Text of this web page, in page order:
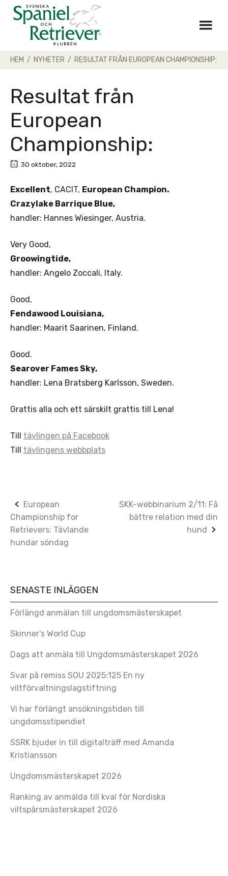
Skip
HEM / NYHETER / RESULTAT FRÅN EUROPEAN CHAMPIONSHIP:
Resultat från
European
Championship:
30 oktober, 2022
Excellent, CACIT, European Champion.
Crazylake Barrique Blue,
handler: Hannes Wiesinger, Austria.
Very Good,
Groowingtide,
handler: Angelo Zoccali, Italy.
Good,
Fendawood Louisiana,
handler: Maarit Saarinen, Finland.
Good.
Searover Fames Sky,
handler: Lena Bratsberg Karlsson, Sweden.
Grattis alla och ett särskilt grattis till Lena!
Till tävlingen på Facebook
Till tävlingens webbplats
Post
navigation
European
Championship for
Retrievers: Tävlande
hundar söndag
SKK-webbinarium 2/11: Få
bättre relation med din
hund
SENASTE INLÄGGEN
Förlängd anmälan till ungdomsmästerskapet
Skinner’s World Cup
Dags att anmäla till Ungdomsmästerskapet 2026
Svar på remiss SOU 2025:125 En ny
viltförvaltningslagstiftning
Vi har förlängt ansökningstiden till
ungdomsstipendiet
SSRK bjuder in till digitalträff med Amanda
Kristiansson
Ungdomsmästerskapet 2026
Ranking av anmälda till kval för Nordiska
viltspårsmästerskapet 2026